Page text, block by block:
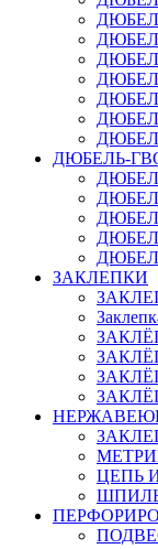
ДЮБЕЛЬ-
ЗАКЛЕПКИ
ЦЕПЬ